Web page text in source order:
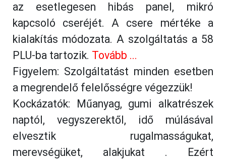
az esetlegesen hibás panel, mikró
kapcsoló cseréjét. A csere mértéke a
kialakítás módozata. A szolgáltatás a 58
PLU-ba tartozik. Tovább ...
Figyelem: Szolgáltatást minden esetben
a megrendelő felelősségre végezzük!
Kockázatók: Műanyag, gumi alkatrészek
naptól, vegyszerektől, idő múlásával
elvesztik rugalmasságukat,
merevségüket, alakjukat . Ezért